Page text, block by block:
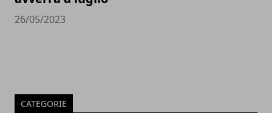
26/05/2023
CATEGORIE